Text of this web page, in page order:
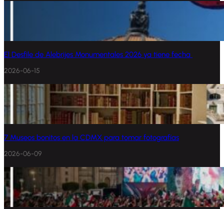
El Desfile de Alebrijes Monumentales 2026 ya tiene fecha
2026-06-15
7 Museos bonitos en la CDMX para tomar fotografías
2026-06-09